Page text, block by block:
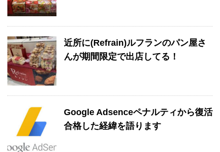
近所に(Refrain)ルフランのパン屋さ
んが期間限定で出店してる！
Google Adsenceペナルティから復活
合格した経緯を語ります